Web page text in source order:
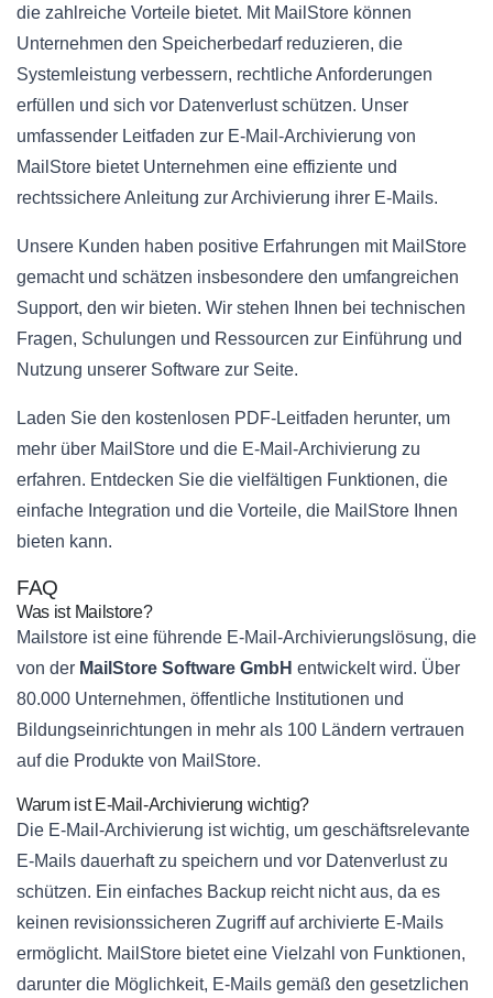
die zahlreiche Vorteile bietet. Mit MailStore können
Unternehmen den Speicherbedarf reduzieren, die
Systemleistung verbessern, rechtliche Anforderungen
erfüllen und sich vor Datenverlust schützen. Unser
umfassender Leitfaden zur E-Mail-Archivierung von
MailStore bietet Unternehmen eine effiziente und
rechtssichere Anleitung zur Archivierung ihrer E-Mails.
Unsere Kunden haben positive Erfahrungen mit MailStore
gemacht und schätzen insbesondere den umfangreichen
Support, den wir bieten. Wir stehen Ihnen bei technischen
Fragen, Schulungen und Ressourcen zur Einführung und
Nutzung unserer Software zur Seite.
Laden Sie den kostenlosen PDF-Leitfaden herunter, um
mehr über MailStore und die E-Mail-Archivierung zu
erfahren. Entdecken Sie die vielfältigen Funktionen, die
einfache Integration und die Vorteile, die MailStore Ihnen
bieten kann.
FAQ
Was ist Mailstore?
Mailstore ist eine führende E-Mail-Archivierungslösung, die
von der MailStore Software GmbH entwickelt wird. Über
80.000 Unternehmen, öffentliche Institutionen und
Bildungseinrichtungen in mehr als 100 Ländern vertrauen
auf die Produkte von MailStore.
Warum ist E-Mail-Archivierung wichtig?
Die E-Mail-Archivierung ist wichtig, um geschäftsrelevante
E-Mails dauerhaft zu speichern und vor Datenverlust zu
schützen. Ein einfaches Backup reicht nicht aus, da es
keinen revisionssicheren Zugriff auf archivierte E-Mails
ermöglicht. MailStore bietet eine Vielzahl von Funktionen,
darunter die Möglichkeit, E-Mails gemäß den gesetzlichen